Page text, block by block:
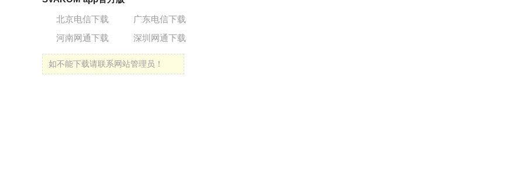
北京电信下载
广东电信下载
河南网通下载
深圳网通下载
如不能下载请联系网站管理员！